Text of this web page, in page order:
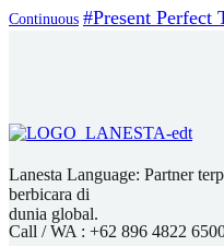
Continuous #Present Perfect
Lanesta Language: Partner
berbicara di
dunia global.
Call / WA : +62 896 4822